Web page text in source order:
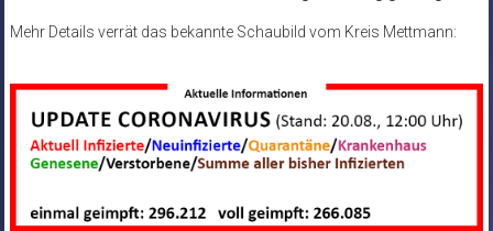
Mehr Details verrät das bekannte Schaubild vom Kreis Mettmann: